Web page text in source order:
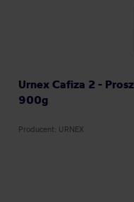
Urnex Cafiza 2 -
900g
Producent: URNEX